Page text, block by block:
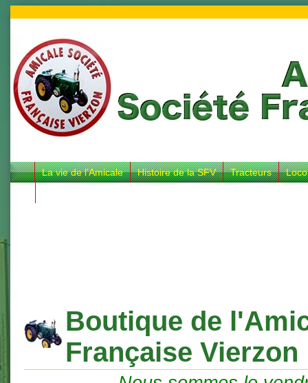
La vie de l’Amicale Histoire de la SFV Tracteurs
Boutique de
Française Vierzon